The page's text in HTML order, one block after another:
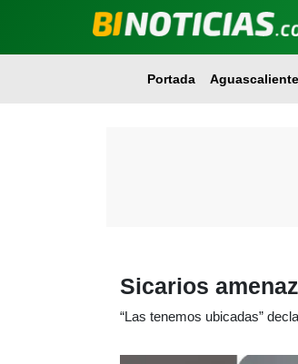
Portada
Sicarios
“Las tenemos ubicadas”